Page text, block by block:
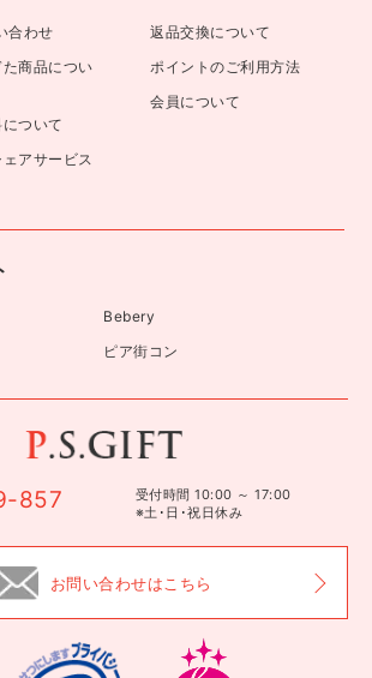
合わせ
商品につい
ついて
ェアサービス
返品交換について
ポイントのご利用方法
会員について
Bebery
ピア街コン
857
受付時間 10:00 ～ 17:00
※土･日･祝日休み
お問い合わせはこちら